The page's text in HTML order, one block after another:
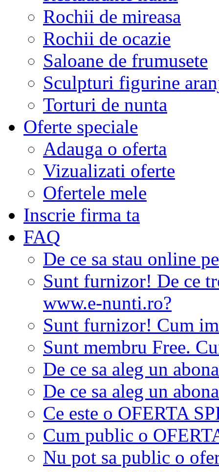
Rochii de mireasa
Rochii de ocazie
Saloane de frumusete
Sculpturi figurine
Torturi de nunta
Oferte speciale
Adauga o oferta
Vizualizati oferte
Ofertele mele
Inscrie firma ta
FAQ
De ce sa stau online
Sunt furnizor! De ce
www.e-nunti.ro?
Sunt furnizor! Cum
Sunt membru Free.
De ce sa aleg un
De ce sa aleg un
Ce este o OFERTA
Cum public o
Nu pot sa public o